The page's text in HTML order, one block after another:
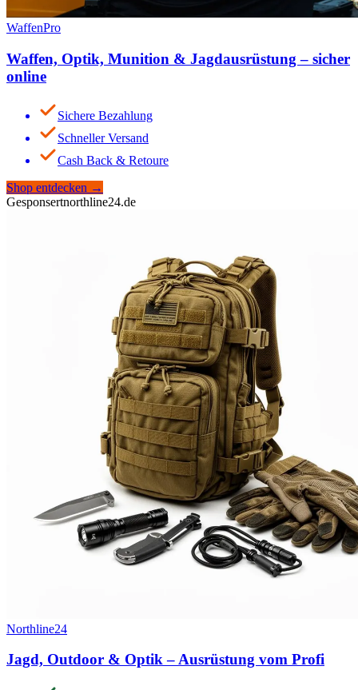
WaffenPro
Waffen, Optik, Munition & Jagdausrüstung – sicher
online
Sichere Bezahlung
Schneller Versand
Cash Back & Retoure
Shop entdecken →
Gesponsertnorthline24.de
Northline24
Jagd, Outdoor & Optik – Ausrüstung vom Profi